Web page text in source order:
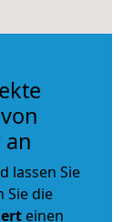
lassen Sie
Sie die
einen